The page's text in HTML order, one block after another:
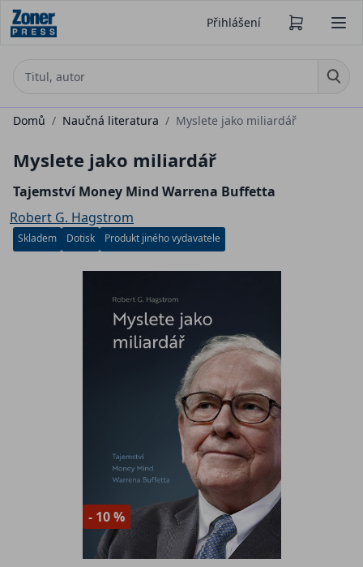
Přihlášení
Domů / Naučná literatura / Myslete jako miliardář
Myslete jako miliardář
Tajemství Money Mind Warrena Buffetta
Robert G. Hagstrom
Skladem Dotisk Produkt jiného vydavatele
- 10 %